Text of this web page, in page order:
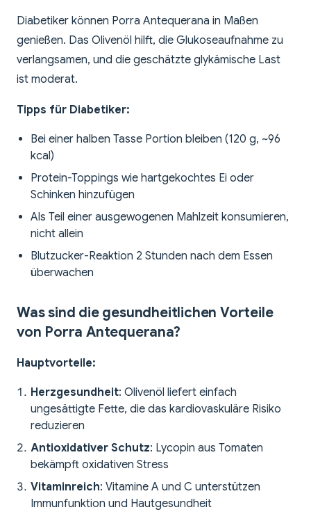
Diabetiker können Porra Antequerana in Maßen
genießen. Das Olivenöl hilft, die Glukoseaufnahme zu
verlangsamen, und die geschätzte glykämische Last
ist moderat.
Tipps für Diabetiker:
Bei einer halben Tasse Portion bleiben (120 g, ~96
kcal)
Protein-Toppings wie hartgekochtes Ei oder
Schinken hinzufügen
Als Teil einer ausgewogenen Mahlzeit konsumieren,
nicht allein
Blutzucker-Reaktion 2 Stunden nach dem Essen
überwachen
Was sind die gesundheitlichen Vorteile
von Porra Antequerana?
Hauptvorteile:
Herzgesundheit: Olivenöl liefert einfach
ungesättigte Fette, die das kardiovaskuläre Risiko
reduzieren
Antioxidativer Schutz: Lycopin aus Tomaten
bekämpft oxidativen Stress
Vitaminreich: Vitamine A und C unterstützen
Immunfunktion und Hautgesundheit